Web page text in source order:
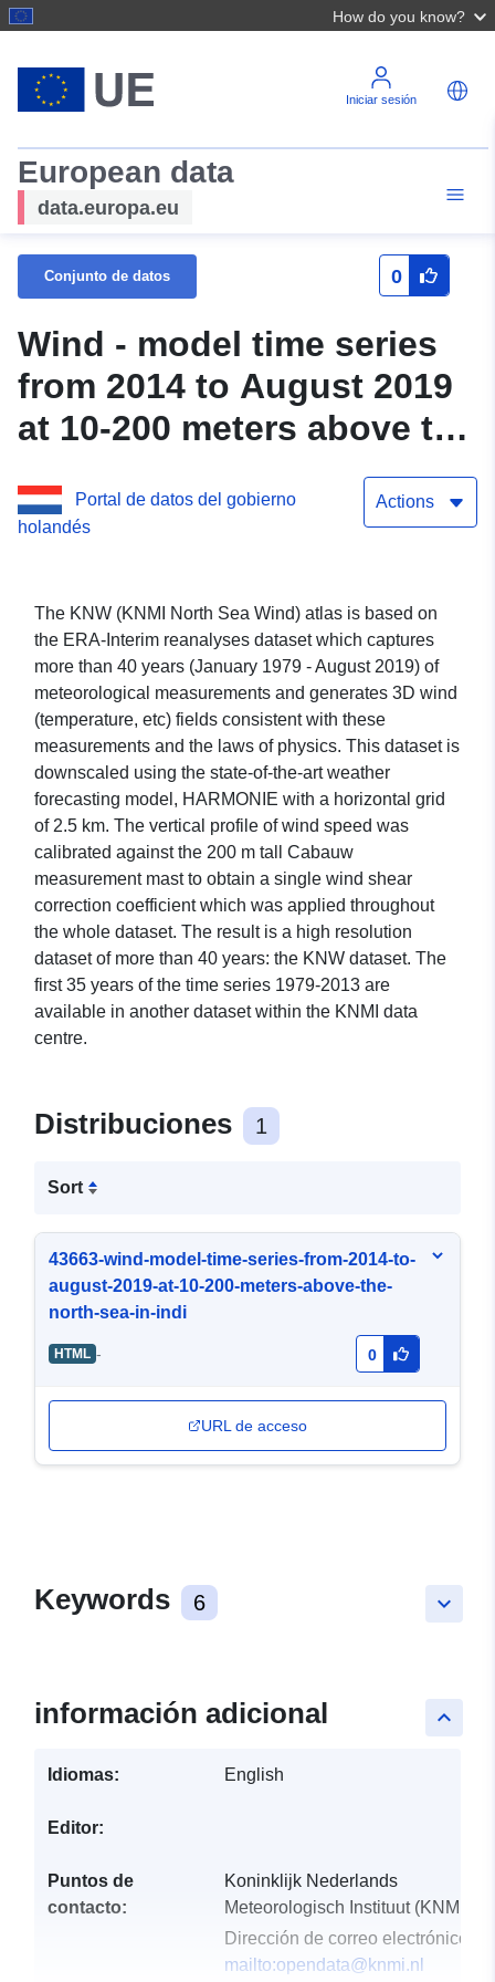
How do you know?
Iniciar sesión
European data
data.europa.eu
Conjunto de datos 0
Wind - model time series
from 2014 to August 2019
at 10-200 meters above the
North Sea in individual 2.5
km grid location files
Portal de datos del gobierno
holandés
Actions
The KNW (KNMI North Sea Wind) atlas is based on
the ERA-Interim reanalyses dataset which captures
more than 40 years (January 1979 - August 2019) of
meteorological measurements and generates 3D wind
(temperature, etc) fields consistent with these
measurements and the laws of physics. This dataset is
downscaled using the state-of-the-art weather
forecasting model, HARMONIE with a horizontal grid
of 2.5 km. The vertical profile of wind speed was
calibrated against the 200 m tall Cabauw
measurement mast to obtain a single wind shear
correction coefficient which was applied throughout
the whole dataset. The result is a high resolution
dataset of more than 40 years: the KNW dataset. The
first 35 years of the time series 1979-2013 are
available in another dataset within the KNMI data
centre.
Distribuciones 1
Sort
43663-wind-model-time-series-from-2014-to-
august-2019-at-10-200-meters-above-the-
north-sea-in-indi
HTML - 0
URL de acceso
keyboard_arrow_down
Keywords 6
keyboard_arrow_up
información adicional
Idiomas: English
Editor:
Puntos de
contacto:
Koninklijk Nederlands
Meteorologisch Instituut (KNMI)
Dirección de correo electrónico:
mailto:opendata@knmi.nl